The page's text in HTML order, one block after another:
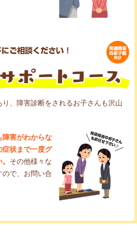
、障害診断をされるお子さんも沢山
障害がわからな
症状まで一度グ
その他様々な
ので、お問い合